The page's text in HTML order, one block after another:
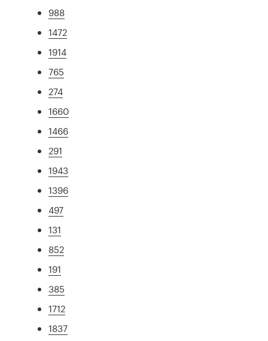
988
1472
1914
765
274
1660
1466
291
1943
1396
497
131
852
191
385
1712
1837